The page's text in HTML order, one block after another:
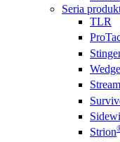
Seria
TLR
Wedge
Stream
Strion